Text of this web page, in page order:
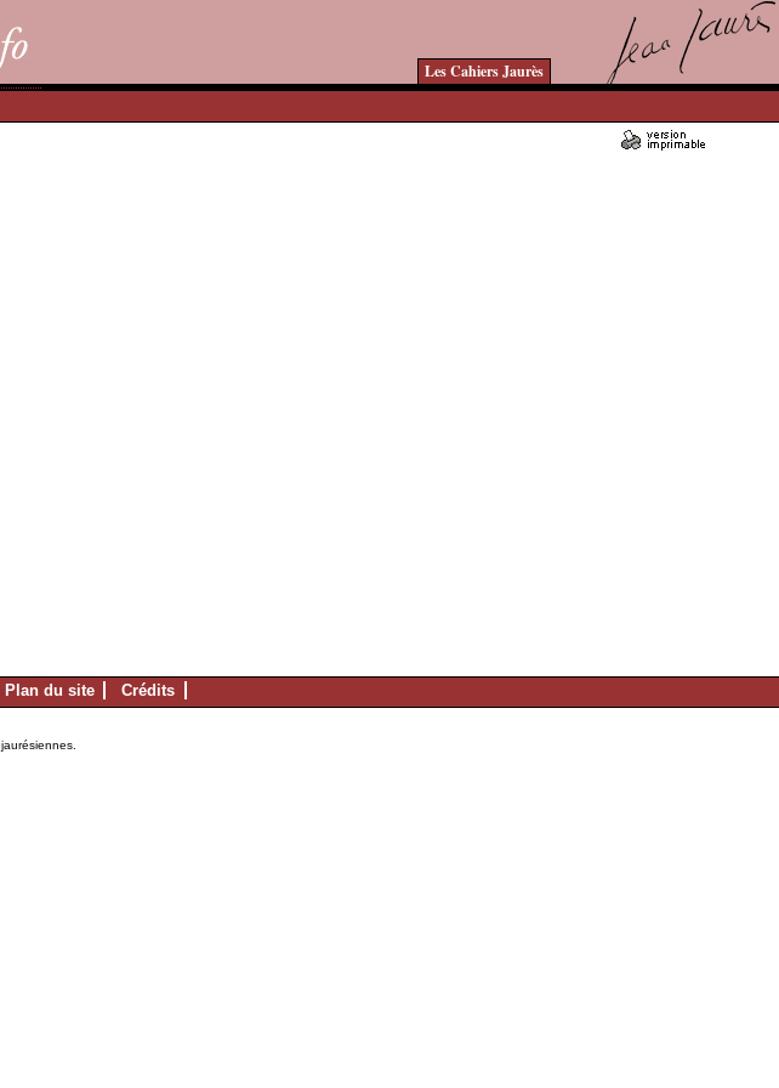
Les Cahiers Jaurès
Plan du site Crédits